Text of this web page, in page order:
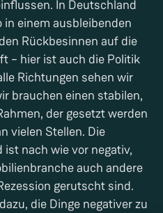
In Deutschland
in einem ausbleibenden
Rückbesinnen auf die
– hier ist auch die Politik
Richtungen sehen wir
brauchen einen stabilen,
der gesetzt werden
vielen Stellen. Die
nach wie vor negativ,
auch andere
gerutscht sind.
die Dinge negativer zu